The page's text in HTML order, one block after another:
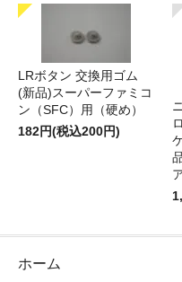
LRボタン 交換用ゴム
(新品)スーパーファミコ
ン（SFC）用（硬め）
182円(税込200円)
ホーム